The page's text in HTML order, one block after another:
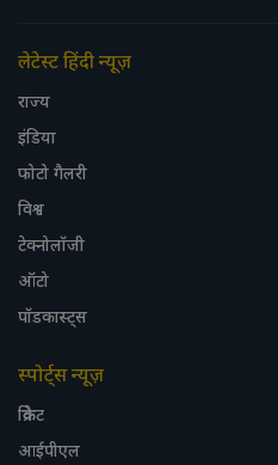
लेटेस्ट हिंदी न्यूज़
राज्य
इंडिया
फोटो गैलरी
विश्व
टेक्नोलॉजी
ऑटो
पॉडकास्ट्स
स्पोर्ट्स न्यूज़
क्रिकेट
आईपीएल